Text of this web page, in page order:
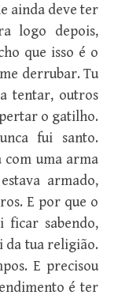
ainda deve ter
logo depois,
que isso é o
derrubar. Tu
tentar, outros
o gatilho.
fui santo.
com uma arma
armado,
E por que o
ficar sabendo,
da tua religião.
E precisou
é ter